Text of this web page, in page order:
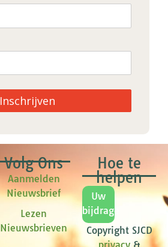
Inschrijven
Volg Ons
Aanmelden
Nieuwsbrief
Lezen
Nieuwsbrieven
Hoe te
helpen
Uw
bijdrage
Copyright SJCD